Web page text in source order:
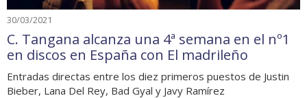
30/03/2021
C. Tangana alcanza una 4ª semana en el nº1
en discos en España con El madrileño
Entradas directas entre los diez primeros puestos de Justin
Bieber, Lana Del Rey, Bad Gyal y Javy Ramírez